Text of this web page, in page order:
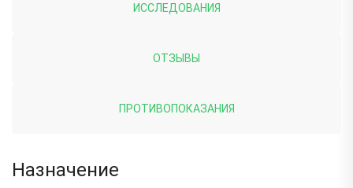
ИССЛЕДОВАНИЯ
ОТЗЫВЫ
ПРОТИВОПОКАЗАНИЯ
Назначение